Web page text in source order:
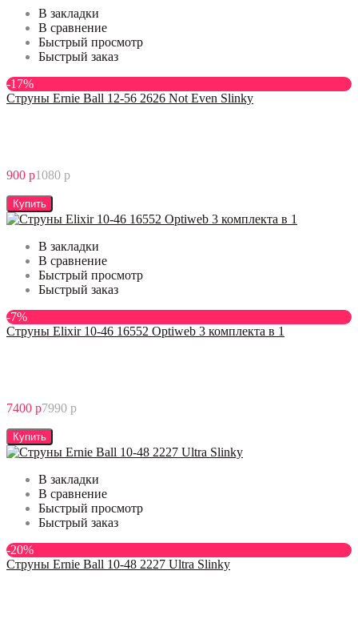
В закладки
В сравнение
Быстрый просмотр
Быстрый заказ
-17%
Струны Ernie Ball 12-56 2626 Not Even Slinky
900 р1080 р
Купить
В закладки
В сравнение
Быстрый просмотр
Быстрый заказ
-7%
Струны Elixir 10-46 16552 Optiweb 3 комплекта в 1
7400 р7990 р
Купить
В закладки
В сравнение
Быстрый просмотр
Быстрый заказ
-20%
Струны Ernie Ball 10-48 2227 Ultra Slinky